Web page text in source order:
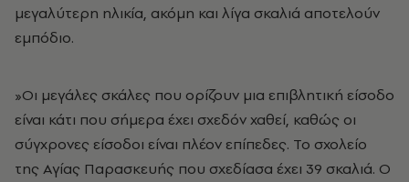
μεγαλύτερη ηλικία, ακόμη και λίγα σκαλιά αποτελούν
εμπόδιο.
»Οι μεγάλες σκάλες που ορίζουν μια επιβλητική είσοδο
είναι κάτι που σήμερα έχει σχεδόν χαθεί, καθώς οι
σύγχρονες είσοδοι είναι πλέον επίπεδες. Το σχολείο
της Αγίας Παρασκευής που σχεδίασα έχει 39 σκαλιά. Ο